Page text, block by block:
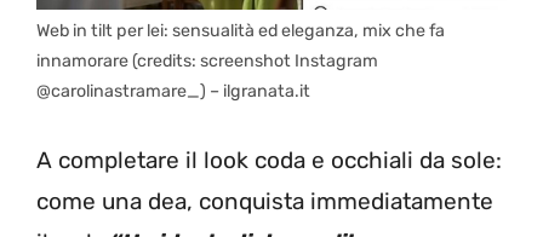
Web in tilt per lei: sensualità ed eleganza, mix che fa
innamorare (credits: screenshot Instagram
@carolinastramare_) – ilgranata.it
A completare il look coda e occhiali da sole:
come una dea, conquista immediatamente